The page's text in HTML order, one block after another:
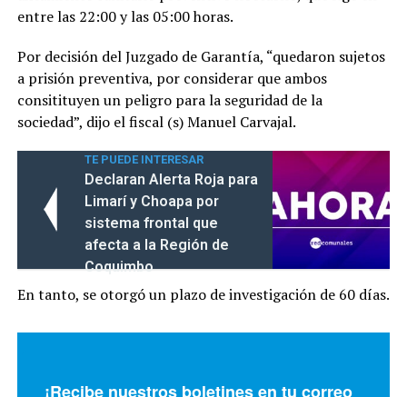
entre las 22:00 y las 05:00 horas.
Por decisión del Juzgado de Garantía, “quedaron sujetos
a prisión preventiva, por considerar que ambos
consitituyen un peligro para la seguridad de la
sociedad”, dijo el fiscal (s) Manuel Carvajal.
TE PUEDE INTERESAR
Declaran Alerta Roja para
Limarí y Choapa por
sistema frontal que
afecta a la Región de
Coquimbo
En tanto, se otorgó un plazo de investigación de 60 días.